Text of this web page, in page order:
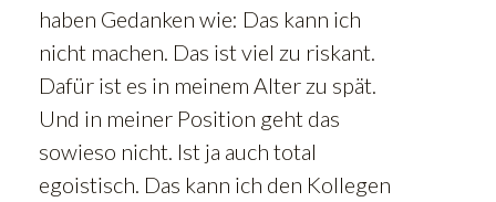
haben Gedanken wie: Das kann ich
nicht machen. Das ist viel zu riskant.
Dafür ist es in meinem Alter zu spät.
Und in meiner Position geht das
sowieso nicht. Ist ja auch total
egoistisch. Das kann ich den Kollegen